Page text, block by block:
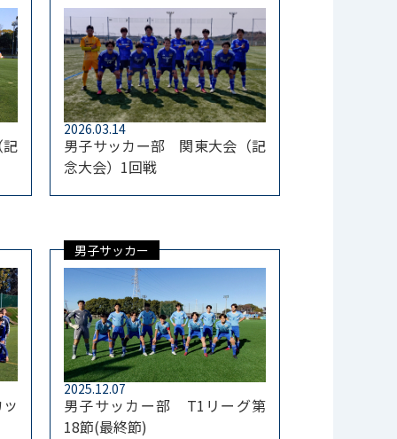
2026.03.14
男子サッカー部 関東大会（記
念大会）1回戦
男子サッカー
2025.12.07
男子サッカー部 T1リーグ第
18節(最終節)